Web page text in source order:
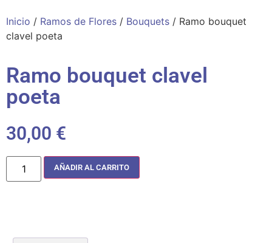
Inicio / Ramos de Flores / Bouquets / Ramo bouquet
clavel poeta
Ramo bouquet clavel
poeta
30,00 €
AÑADIR AL CARRITO